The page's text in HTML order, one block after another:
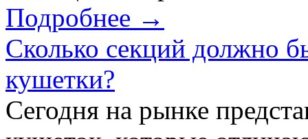
Подробнее →
Сколько секций должно
кушетки?
Сегодня на рынке